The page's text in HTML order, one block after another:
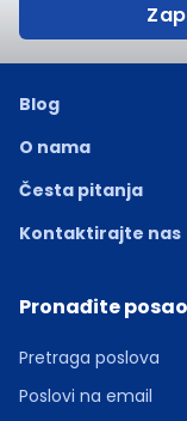
Blog
O nama
Česta pitanja
Kontaktirajte nas
Pronađite posao
Pretraga poslova
Poslovi na email